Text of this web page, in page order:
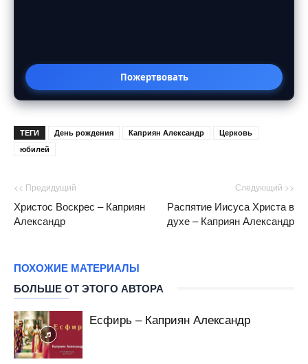
Пожертвовать
ТЕГИ День рождения Каприян Александр
Церковь
юбилей
<< Предидущий
Христос Воскрес – Каприян
Александр
Следующий >>
Распятие Иисуса Христа в
духе – Каприян Александр
ПОХОЖИЕ МАТЕРИАЛЫ
БОЛЬШЕ ОТ ЭТОГО АВТОРА
Есфирь – Каприян Александр